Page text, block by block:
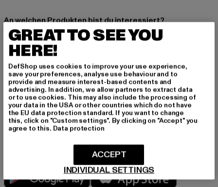
An welchen Produkten bist du interessiert?
MÄNNER
FRAUEN
E-MAIL
ANMELDEN
Informationen dazu, wie DefShop mit Deinen Daten umgeht, findest Du
in unserer Datenschutzerklärung. Du kannst Dich jederzeit kostenfei
abmelden.Datenschutzerklärung lesen.
Play market
GREAT TO SEE YOU
HERE!
DefShop uses cookies to improve your use experience,
save your preferences, analyse use behaviour and to
provide and measure interest-based contents and
advertising. In addition, we allow partners to extract data
or to use cookies. This may also include the processing of
your data in the USA or other countries which do not have
the EU data protection standard. If you want to change
this, click on "Custom settings". By clicking on "Accept" you
agree to this. Data protection
INDIVIDUAL SETTINGS
ACCEPT